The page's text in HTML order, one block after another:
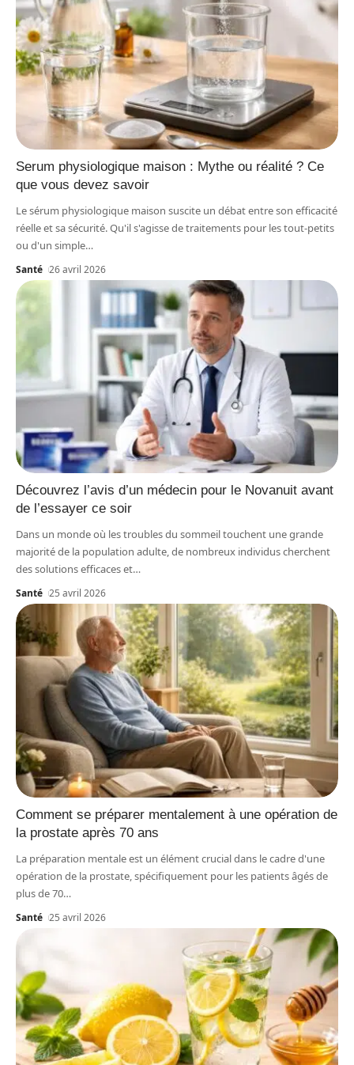
Serum physiologique maison : Mythe ou réalité ? Ce
que vous devez savoir
Le sérum physiologique maison suscite un débat entre son efficacité
réelle et sa sécurité. Qu'il s'agisse de traitements pour les tout-petits
ou d'un simple…
Santé 26 avril 2026
Découvrez l’avis d’un médecin pour le Novanuit avant
de l’essayer ce soir
Dans un monde où les troubles du sommeil touchent une grande
majorité de la population adulte, de nombreux individus cherchent
des solutions efficaces et…
Santé 25 avril 2026
Comment se préparer mentalement à une opération de
la prostate après 70 ans
La préparation mentale est un élément crucial dans le cadre d'une
opération de la prostate, spécifiquement pour les patients âgés de
plus de 70…
Santé 25 avril 2026